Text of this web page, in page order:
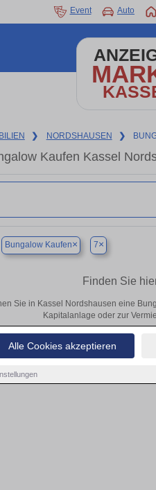
Alle Cookies akzeptieren
Event Auto
❯ NORDSHAUSEN ❯
Kaufen Kassel
Bungalow Kaufen× 7×
Finden Sie
Sie in Kassel Nordshausen eine
Kapitalanlage oder zur
wir derzeit keine passenden